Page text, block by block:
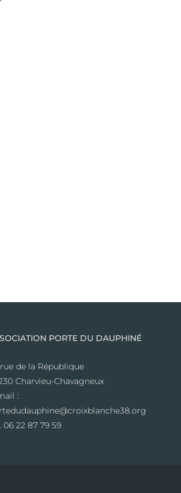
PORTE DU DAUPHINÉ
de la République
Charvieu-Chavagneux
:
06 22 87 79 59